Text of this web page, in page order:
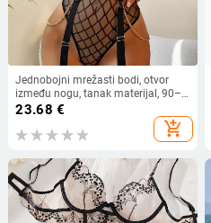
Jednobojni mrežasti bodi, otvor
između nogu, tanak materijal, 90–
95% poliestera, gustoća tkanine
23.68 €
add_shopping_cart